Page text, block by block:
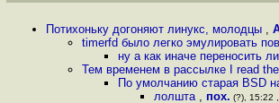
Потихоньку догоняют линукс, молодцы ,
timerfd было легко эмулировать
ну а как иначе переносить
Тем временем в рассылке I read
По умолчанию старая BSD
лолшта , пох. (?), 15:22